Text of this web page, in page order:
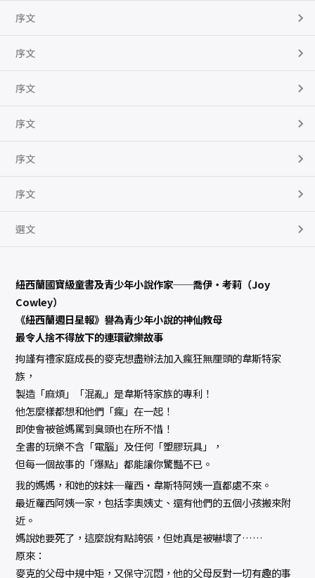
序文
序文
序文
序文
序文
序文
選文
紐西蘭國寶級童書及青少年小說作家──喬伊‧考莉（Joy
Cowley）
《紐西蘭週日星報》譽為青少年小說的神仙教母
最令人捨不得放下的連環歡樂故事
拘謹有禮家庭成長的麥克想盡辦法加入瘋狂無厘頭的韋斯特家
族，
製造「麻煩」「混亂」是韋斯特家族的專利！
他怎麼樣都想和他們「瘋」在一起！
即使會被爸媽罵到臭頭也在所不惜！
全書的玩樂不含「電腦」及任何「塑膠玩具」，
但每一個故事的「爆點」都能讓你驚豔不已。
我的媽媽，和她的妹妹─蘿西‧韋斯特阿姨一直都處不來。
最近蘿西阿姨一家，包括李奧姨丈、還有他們的五個小孩搬來附
近。
媽說她要死了，這麼說有點誇張，但她真是被嚇壞了……
原來：
麥克的父母中規中矩，又保守沉悶，他的父母反對一切有趣的事